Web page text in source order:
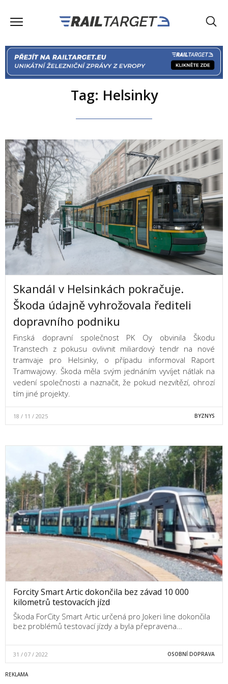
Tag: Helsinky
Skandál v Helsinkách pokračuje.
Škoda údajně vyhrožovala řediteli
dopravního podniku
Finská dopravní společnost PK Oy obvinila Škodu
Transtech z pokusu ovlivnit miliardový tendr na nové
tramvaje pro Helsinky, o případu informoval Raport
Tramwajowy. Škoda měla svým jednáním vyvíjet nátlak na
vedení společnosti a naznačit, že pokud nezvítězí, ohrozí
tím jiné projekty.
18 / 11 / 2025 BYZNYS
Forcity Smart Artic dokončila bez závad 10 000
kilometrů testovacích jízd
Škoda ForCity Smart Artic určená pro Jokeri line dokončila
bez problémů testovací jízdy a byla přepravena…
31 / 07 / 2022 OSOBNÍ DOPRAVA